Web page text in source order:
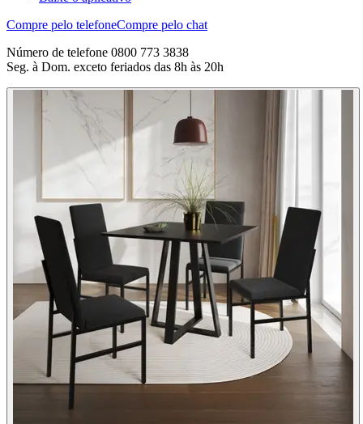
Compre pelo telefoneCompre pelo chat
Número de telefone 0800 773 3838
Seg. à Dom. exceto feriados das 8h às 20h